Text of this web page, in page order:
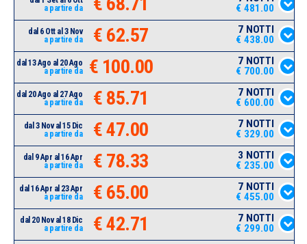
a partire da
€ 481.00
dal 6 Ott al 3 Nov
a partire da
€ 62.57
7 NOTTI
€ 438.00
dal 13 Ago al 20 Ago
a partire da
€ 100.00
7 NOTTI
€ 700.00
dal 20 Ago al 27 Ago
a partire da
€ 85.71
7 NOTTI
€ 600.00
dal 3 Nov al 15 Dic
a partire da
€ 47.00
7 NOTTI
€ 329.00
dal 9 Apr al 16 Apr
a partire da
€ 78.33
3 NOTTI
€ 235.00
dal 16 Apr al 23 Apr
a partire da
€ 65.00
7 NOTTI
€ 455.00
dal 20 Nov al 18 Dic
a partire da
€ 42.71
7 NOTTI
€ 299.00